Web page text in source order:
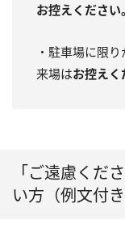
お控えください。
・駐車場に限
来場はお控えく
「ご遠慮くだ
い方（例文付き